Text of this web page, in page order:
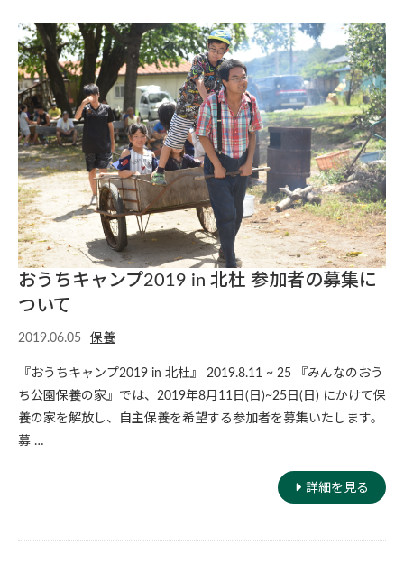
おうちキャンプ2019 in 北杜 参加者の募集に
ついて
2019.06.05 保養
『おうちキャンプ2019 in 北杜』 2019.8.11 ~ 25 『みんなのおう
ち公園保養の家』では、2019年8月11日(日)~25日(日) にかけて保
養の家を解放し、自主保養を希望する参加者を募集いたします。
募 …
詳細を見る